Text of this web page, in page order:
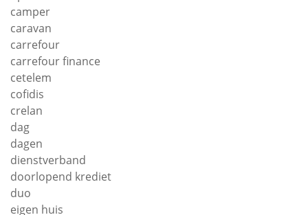
camper
caravan
carrefour
carrefour finance
cetelem
cofidis
crelan
dag
dagen
dienstverband
doorlopend krediet
duo
eigen huis